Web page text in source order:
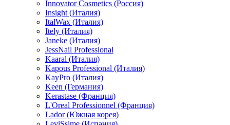
Innovator Cosmetics (Россия)
Insight (Италия)
ItalWax (Италия)
Itely (Италия)
Janeke (Италия)
JessNail Professional
Kaaral (Италия)
Kapous Professional (Италия)
KayPro (Италия)
Keen (Германия)
Kerastase (Франция)
L'Oreal Professionnel (Франция)
Lador (Южная корея)